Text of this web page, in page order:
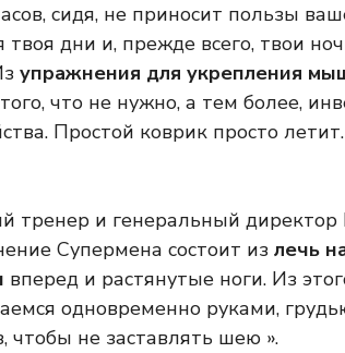
сидя, не приносит пользы
твоя дни и, прежде всего, твои
упражнения для укрепления
что не нужно, а тем более,
Простой коврик просто
тренер и генеральный директор
Супермена состоит из лечь
вперед и растянутые ноги. Из
одновременно руками,
чтобы не заставлять шею ».